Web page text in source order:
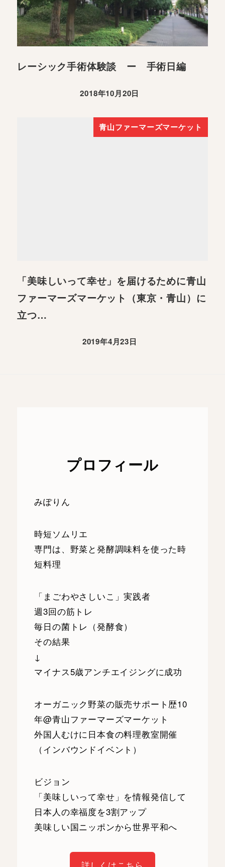
レーシック手術体験談 ー 手術日編
2018年10月20日
青山ファーマーズマーケット
「美味しいって幸せ」を届けるために青山
ファーマーズマーケット（東京・青山）に
立つ…
2019年4月23日
プロフィール
みぽりん
時短ソムリエ
専門は、野菜と発酵調味料を使った時
短料理
「まごわやさしいこ」実践者
週3回の筋トレ
毎日の菌トレ（発酵食）
その結果
↓
マイナス5歳アンチエイジングに成功
オーガニック野菜の販売サポート歴10
年@青山ファーマーズマーケット
外国人むけに日本食の料理教室開催
（インバウンドイベント）
ビジョン
「美味しいって幸せ」を情報発信して
日本人の幸福度を3割アップ
美味しい国ニッポンから世界平和へ